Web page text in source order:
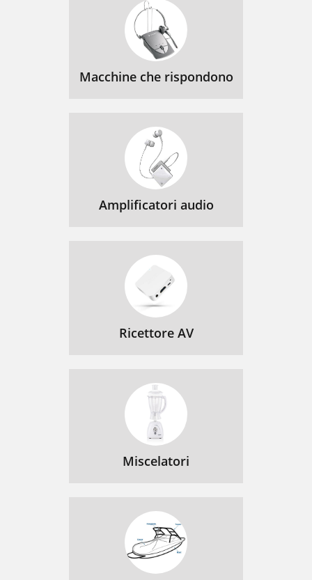
Macchine che rispondono
Amplificatori audio
Ricettore AV
Miscelatori